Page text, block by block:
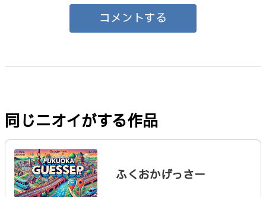
コメントする
同じニオイがする作品
ふくおかげっさー